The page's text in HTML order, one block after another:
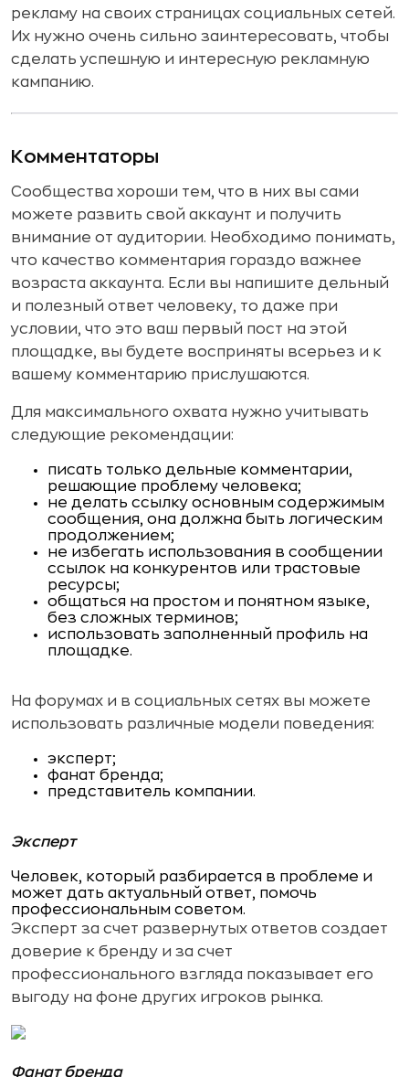
рекламу на своих страницах социальных сетей.
Их нужно очень сильно заинтересовать, чтобы
сделать успешную и интересную рекламную
кампанию.
Комментаторы
Сообщества хороши тем, что в них вы сами
можете развить свой аккаунт и получить
внимание от аудитории. Необходимо понимать,
что качество комментария гораздо важнее
возраста аккаунта. Если вы напишите дельный
и полезный ответ человеку, то даже при
условии, что это ваш первый пост на этой
площадке, вы будете восприняты всерьез и к
вашему комментарию прислушаются.
Для максимального охвата нужно учитывать
следующие рекомендации:
писать только дельные комментарии,
решающие проблему человека;
не делать ссылку основным содержимым
сообщения, она должна быть логическим
продолжением;
не избегать использования в сообщении
ссылок на конкурентов или трастовые
ресурсы;
общаться на простом и понятном языке,
без сложных терминов;
использовать заполненный профиль на
площадке.
На форумах и в социальных сетях вы можете
использовать различные модели поведения:
эксперт;
фанат бренда;
представитель компании.
Эксперт
Человек, который разбирается в проблеме и
может дать актуальный ответ, помочь
профессиональным советом.
Эксперт за счет развернутых ответов создает
доверие к бренду и за счет
профессионального взгляда показывает его
выгоду на фоне других игроков рынка.
Фанат бренда